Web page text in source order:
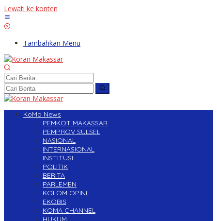
Lewati ke konten
Tambahkan Menu
KoMa News
PEMKOT MAKASSAR
PEMPROV SULSEL
NASIONAL
INTERNASIONAL
INSTITUSI
POLITIK
BERITA
PARLEMEN
KOLOM OPINI
EKOBIS
KOMA CHANNEL
HUKUM